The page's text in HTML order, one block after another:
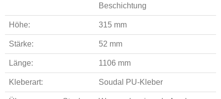
Beschichtung
Höhe: 315 mm
Stärke: 52 mm
Länge: 1106 mm
Kleberart: Soudal PU-Kleber